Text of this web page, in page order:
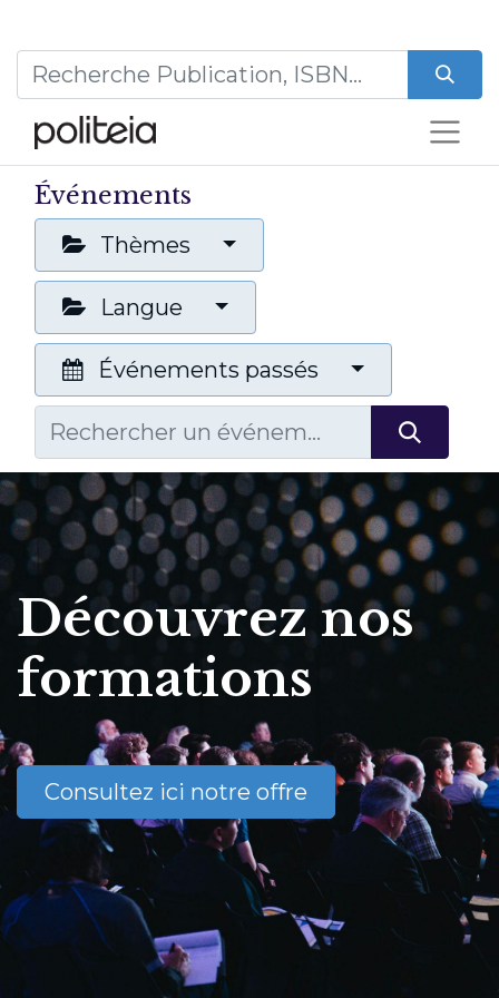
Événements
Thèmes
Langue
Événements passés
Découvrez nos
formations
Consultez ici notre offre